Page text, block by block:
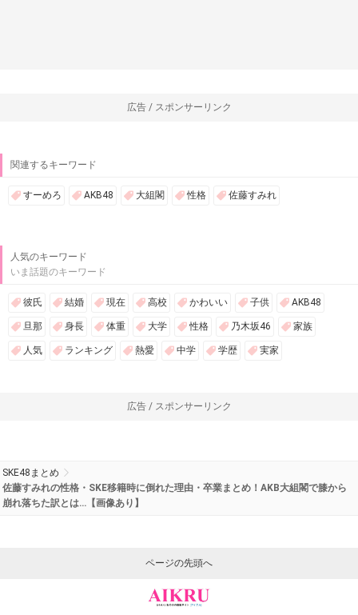
広告 / スポンサーリンク
関連するキーワード
すーめろ AKB48 大組閣 性格 佐藤すみれ
人気のキーワード
いま話題のキーワード
彼氏 結婚 現在 高校 かわいい 子供 AKB48
旦那 身長 体重 大学 性格 乃木坂46 家族
人気 ランキング 熱愛 中学 学歴 実家
広告 / スポンサーリンク
SKE48まとめ
佐藤すみれの性格・SKE移籍時に倒れた理由・卒業まとめ！AKB大組閣で膝から
崩れ落ちた訳とは…【画像あり】
ページの先頭へ